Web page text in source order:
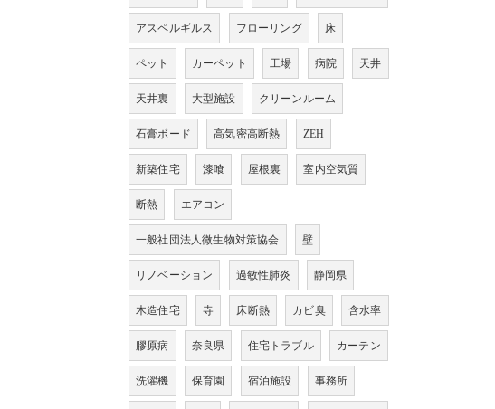
アスペルギルス フローリング 床
ペット カーペット 工場 病院 天井
天井裏 大型施設 クリーンルーム
石膏ボード 高気密高断熱 ZEH
新築住宅 漆喰 屋根裏 室内空気質
断熱 エアコン
一般社団法人微生物対策協会 壁
リノベーション 過敏性肺炎 静岡県
木造住宅 寺 床断熱 カビ臭 含水率
膠原病 奈良県 住宅トラブル カーテン
洗濯機 保育園 宿泊施設 事務所